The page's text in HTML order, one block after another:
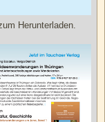
Herunterladen.